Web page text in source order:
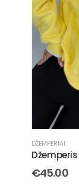
DŽEMPERIAI
€45.00